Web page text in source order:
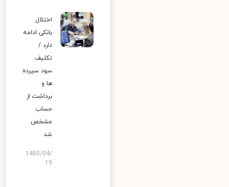
اختلال
بانکی ادامه
دارد /
تکلیف
سود سپرده
ها و
برداشت از
حساب
مشخص
شد
1405/04/
19